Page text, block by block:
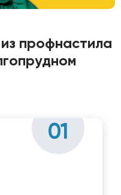
профнастила
01